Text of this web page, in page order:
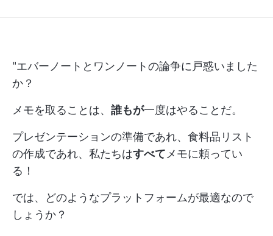
"エバーノートとワンノートの論争に戸惑いました
か？
メモを取ることは、 誰もが一度はやることだ。
プレゼンテーションの準備であれ、食料品リスト
の作成であれ、私たちはすべて メモに頼ってい
る！
では、どのようなプラットフォームが最適なので
しょうか？